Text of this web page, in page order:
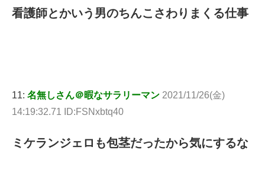
看護師とかいう男のちんこさわりまくる仕事
11: 名無しさん＠暇なサラリーマン 2021/11/26(金)
14:19:32.71 ID:FSNxbtq40
ミケランジェロも包茎だったから気にするな